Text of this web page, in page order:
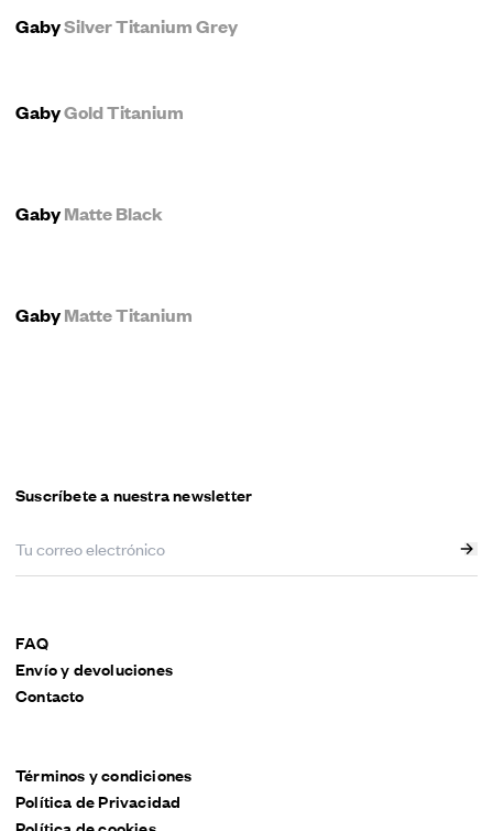
GabySilver Titanium Grey
GabyGold Titanium
GabyMatte Black
GabyMatte Titanium
Suscríbete a nuestra newsletter
FAQ
Envío y devoluciones
Contacto
Términos y condiciones
Política de Privacidad